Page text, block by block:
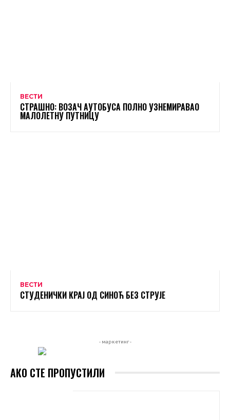
ВЕСТИ
СТРАШНО: ВОЗАЧ АУТОБУСА ПОЛНО УЗНЕМИРАВАО
МАЛОЛЕТНУ ПУТНИЦУ
ВЕСТИ
СТУДЕНИЧКИ КРАЈ ОД СИНОЋ БЕЗ СТРУЈЕ
- маркетинг -
АКО СТЕ ПРОПУСТИЛИ